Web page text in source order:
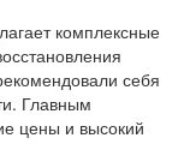
комплексные
себя
Главным
цены и высокий